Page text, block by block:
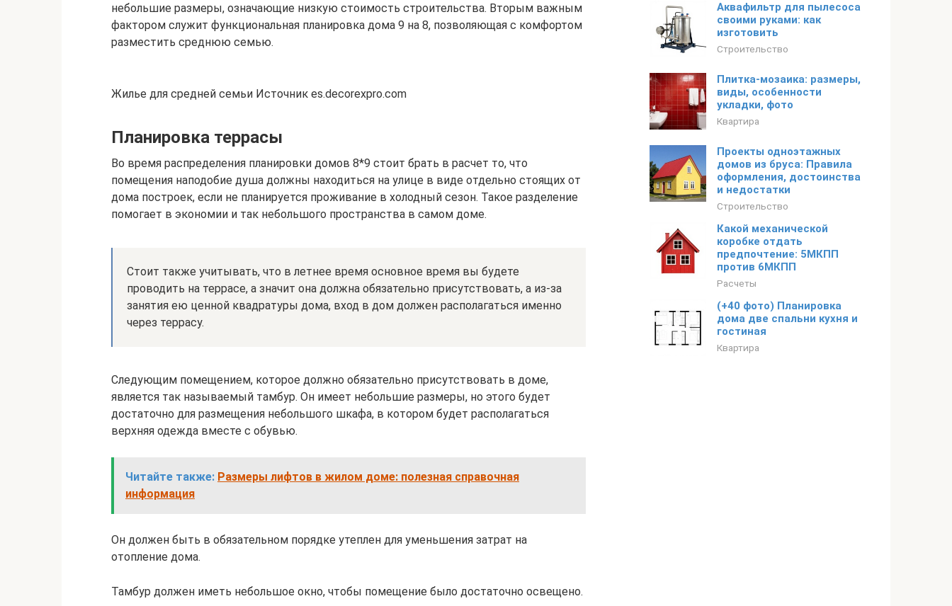
небольшие размеры, означающие низкую стоимость строительства. Вторым важным
фактором служит функциональная планировка дома 9 на 8, позволяющая с комфортом
разместить среднюю семью.
Жилье для средней семьи Источник es.decorexpro.com
Планировка террасы
Во время распределения планировки домов 8*9 стоит брать в расчет то, что
помещения наподобие душа должны находиться на улице в виде отдельно стоящих от
дома построек, если не планируется проживание в холодный сезон. Такое разделение
помогает в экономии и так небольшого пространства в самом доме.
Стоит также учитывать, что в летнее время основное время вы будете
проводить на террасе, а значит она должна обязательно присутствовать, а из-за
занятия ею ценной квадратуры дома, вход в дом должен располагаться именно
через террасу.
Следующим помещением, которое должно обязательно присутствовать в доме,
является так называемый тамбур. Он имеет небольшие размеры, но этого будет
достаточно для размещения небольшого шкафа, в котором будет располагаться
верхняя одежда вместе с обувью.
Читайте также: Размеры лифтов в жилом доме: полезная справочная
информация
Он должен быть в обязательном порядке утеплен для уменьшения затрат на
отопление дома.
Тамбур должен иметь небольшое окно, чтобы помещение было достаточно освещено.
Аквафильтр для пылесоса
своими руками: как
изготовить
Строительство
Плитка-мозаика: размеры,
виды, особенности
укладки, фото
Квартира
Проекты одноэтажных
домов из бруса: Правила
оформления, достоинства
и недостатки
Строительство
Какой механической
коробке отдать
предпочтение: 5МКПП
против 6МКПП
Расчеты
(+40 фото) Планировка
дома две спальни кухня и
гостиная
Квартира